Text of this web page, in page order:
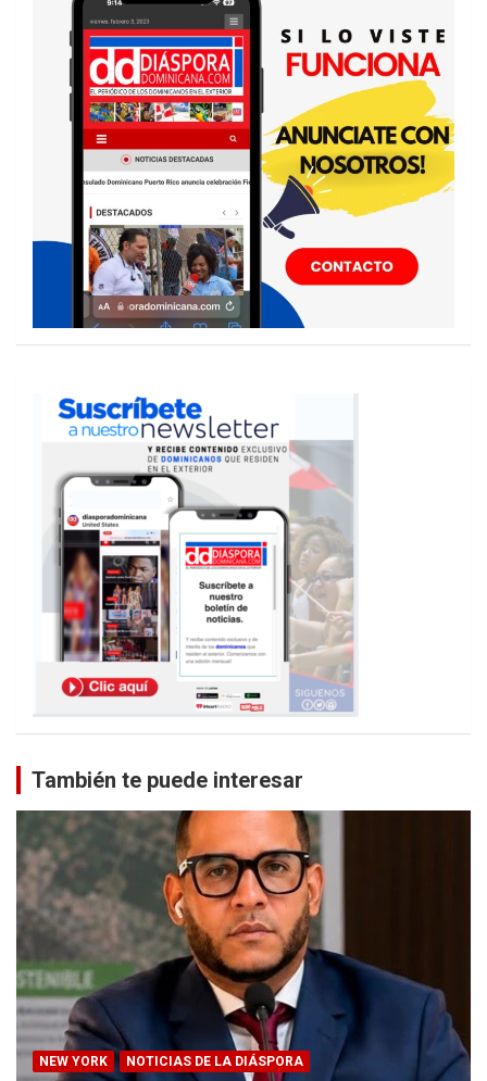
También te puede interesar
NEW YORK NOTICIAS DE LA DIÁSPORA